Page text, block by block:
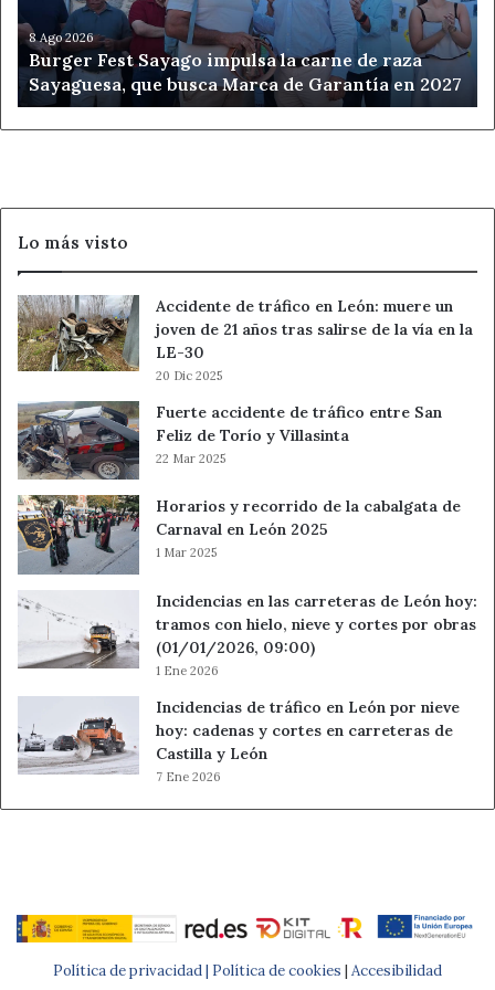
raza
Sayaguesa,
que
busca
Marca
8 Ago 2026
Burger Fest Sayago impulsa la carne de raza
Sayaguesa, que busca Marca de Garantía en 2027
Lo más visto
Accidente de tráfico en León: muere un
joven de 21 años tras salirse de la vía en la
LE-30
20 Dic 2025
Fuerte accidente de tráfico entre San
Feliz de Torío y Villasinta
22 Mar 2025
Horarios y recorrido de la cabalgata de
Carnaval en León 2025
1 Mar 2025
Incidencias en las carreteras de León hoy:
tramos con hielo, nieve y cortes por obras
(01/01/2026, 09:00)
1 Ene 2026
Incidencias de tráfico en León por nieve
hoy: cadenas y cortes en carreteras de
Castilla y León
7 Ene 2026
Política de privacidad | Política de cookies | Accesibilidad